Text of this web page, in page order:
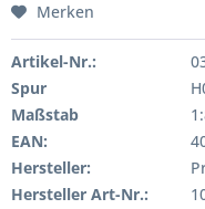
Merken
Artikel-Nr.:
Spur
Maßstab
EAN:
Hersteller:
Hersteller Art-Nr.: